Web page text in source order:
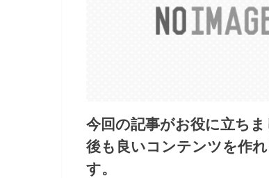
今回の記事がお役に立ち
後も良いコンテンツを作
す。